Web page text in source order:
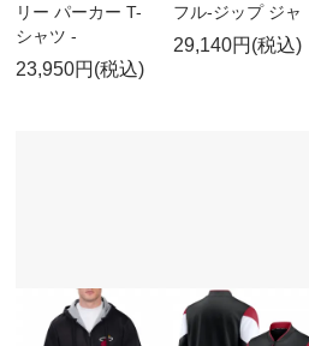
リー パーカー T-
シャツ -
23,950円(税込)
フル-ジップ ジャ
29,140円(税込)